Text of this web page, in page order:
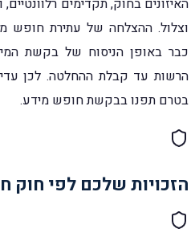
האיזונים בחוק, תקדימים
וצלול. ההצלחה של עתירת חופש
כבר באופן הניסוח של בקשת
הרשות עד קבלת ההחלטה. לכן
בטרם תפנו בבקשת חופש מידע.
הזכויות שלכם לפי חוק